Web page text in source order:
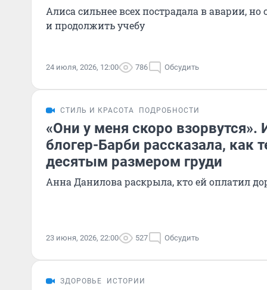
Алиса сильнее всех пострадала в аварии, но
и продолжить учебу
24 июля, 2026, 12:00 786 Обсудить
СТИЛЬ И КРАСОТА ПОДРОБНОСТИ
«Они у меня скоро взорвутся».
блогер-Барби рассказала, как
десятым размером груди
Анна Данилова раскрыла, кто ей оплатил
23 июня, 2026, 22:00 527 Обсудить
ЗДОРОВЬЕ ИСТОРИИ